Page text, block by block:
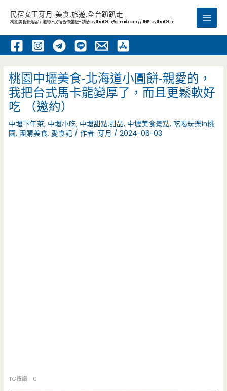
內
民宿女王芽月-美食.旅遊.全台趴趴走
桃園美食部落客，邀約 -民宿合作體驗~ 請洽cythia0805@gmail.com //LINE: cythia0805
Main
桃園中壢美食-北海道小圓餅-親愛的，
我把台式馬卡龍變厚了，而且更鬆軟好
吃 （邀約）
中壢下午茶, 中壢小吃, 中壢甜點.甜品, 中壢美食景點, 吃喝玩樂in桃
園, 團購美食, 愛食記 / 作者:芽月 /2024-06-03
TG按讚：0